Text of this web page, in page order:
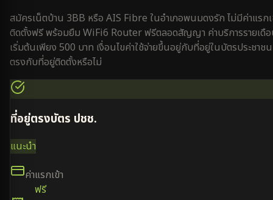
สมัครเน็ตบ้าน 3BB หรือ AIS Fibre ในอำเภอพนมดงรัก ไม่มีค่าแรก
ติดตั้งฟรี พร้อมยืม WiFi6 Router ฟรีตลอดสัญญา ค่าบริการรายเดื
เริ่มต้นเพียง 500 บาท เงื่อนไขค่าใช้จ่ายขึ้นอยู่กับที่อยู่ในบัตรประชาชน
ตรงกับที่อยู่ติดตั้งหรือไม่
ที่อยู่ตรงบัตร ปชช.
แนะนำ
ค่าแรกเข้า
ฟรี